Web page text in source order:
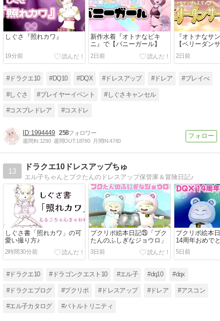
しぐさ『照れカワ』
19分前
新作水着『オトナなビキ
ニ』で【バニーガール】
2日前
『オトナなサ
【ベリーダン
2日前
#ドラクエ10 #DQ10 #DQX #ドレスアップ #ドレア #プレイべ
#しぐさ #プレイヤーイベント #しぐさキャンセル
#コスプレドレア #コスドレ
1994449 258
週間IN:1290 週間OUT:18780 月間IN:4760
13
ドラクエ10ドレスアップちゅ
エル子ちゃんとプクたんのドレスアップ保管庫＆冒険日記♪
しぐさ書「照れカワ」の可
愛い撮り方♪
2時間30分前
プクリポ絵本日記㉕「プク
たんのふしぎなジョウロ」
3日前
プクリポ絵本
14周年おめで
5日前
#ドラクエ10 #ドラゴンクエスト10 #エル子 #dq10 #dqx
#ドラクエブログ #プクリポ #ドレスアップ #ドレア #アスコン
#エル子カタログ #バトルトリニティ